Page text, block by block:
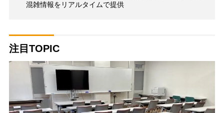
混雑情報をリアルタイムで提供
注目TOPIC